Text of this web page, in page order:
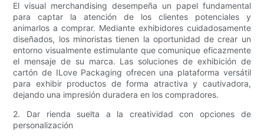
El visual merchandising desempeña un papel fundamental
para captar la atención de los clientes potenciales y
animarlos a comprar. Mediante exhibidores cuidadosamente
diseñados, los minoristas tienen la oportunidad de crear un
entorno visualmente estimulante que comunique eficazmente
el mensaje de su marca. Las soluciones de exhibición de
cartón de ILove Packaging ofrecen una plataforma versátil
para exhibir productos de forma atractiva y cautivadora,
dejando una impresión duradera en los compradores.
2. Dar rienda suelta a la creatividad con opciones de
personalización